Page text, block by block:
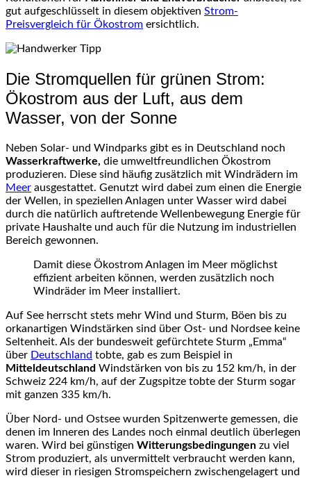
gut aufgeschlüsselt in diesem objektiven Strom-
Preisvergleich für Ökostrom ersichtlich.
Die Stromquellen für grünen Strom:
Ökostrom aus der Luft, aus dem
Wasser, von der Sonne
Neben Solar- und Windparks gibt es in Deutschland noch
Wasserkraftwerke, die umweltfreundlichen Ökostrom
produzieren. Diese sind häufig zusätzlich mit Windrädern im
Meer ausgestattet. Genutzt wird dabei zum einen die Energie
der Wellen, in speziellen Anlagen unter Wasser wird dabei
durch die natürlich auftretende Wellenbewegung Energie für
private Haushalte und auch für die Nutzung im industriellen
Bereich gewonnen.
Damit diese Ökostrom Anlagen im Meer möglichst
effizient arbeiten können, werden zusätzlich noch
Windräder im Meer installiert.
Auf See herrscht stets mehr Wind und Sturm, Böen bis zu
orkanartigen Windstärken sind über Ost- und Nordsee keine
Seltenheit. Als der bundesweit gefürchtete Sturm „Emma“
über Deutschland tobte, gab es zum Beispiel in
Mitteldeutschland Windstärken von bis zu 152 km/h, in der
Schweiz 224 km/h, auf der Zugspitze tobte der Sturm sogar
mit ganzen 335 km/h.
Über Nord- und Ostsee wurden Spitzenwerte gemessen, die
denen im Inneren des Landes noch einmal deutlich überlegen
waren. Wird bei günstigen Witterungsbedingungen zu viel
Strom produziert, als unvermittelt verbraucht werden kann,
wird dieser in riesigen Stromspeichern zwischengelagert und